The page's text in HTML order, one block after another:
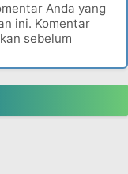
Anda yang
ini. Komentar
sebelum